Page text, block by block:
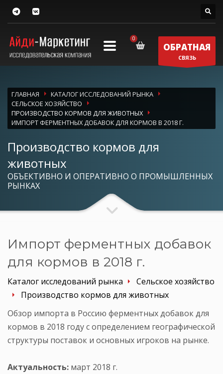
ОБРАТНАЯ
СВЯЗЬ
ГЛАВНАЯ
КАТАЛОГ ИССЛЕДОВАНИЙ РЫНКА
СЕЛЬСКОЕ ХОЗЯЙСТВО
ПРОИЗВОДСТВО КОРМОВ ДЛЯ ЖИВОТНЫХ
ИМПОРТ ФЕРМЕНТНЫХ ДОБАВОК ДЛЯ КОРМОВ В 2018 Г.
Производство кормов для
животных
ОБЪЕКТИВНО И ОПЕРАТИВНО О ПРОМЫШЛЕННЫХ
РЫНКАХ
Импорт ферментных добавок
для кормов в 2018 г.
Каталог исследований рынка
Сельское хозяйство
Производство кормов для животных
Обзор импорта в Россию ферментных добавок для
кормов в 2018 году с определением географической
структуры поставок и основных игроков на рынке.
Актуальность: март 2018 г.